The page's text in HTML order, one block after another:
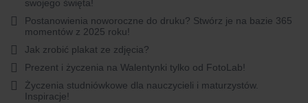
swojego święta!
Postanowienia noworoczne do druku? Stwórz je na bazie 365
momentów z 2025 roku!
Jak zrobić plakat ze zdjęcia?
Prezent i życzenia na Walentynki tylko od FotoLab!
Życzenia studniówkowe dla nauczycieli i maturzystów.
Inspiracje!